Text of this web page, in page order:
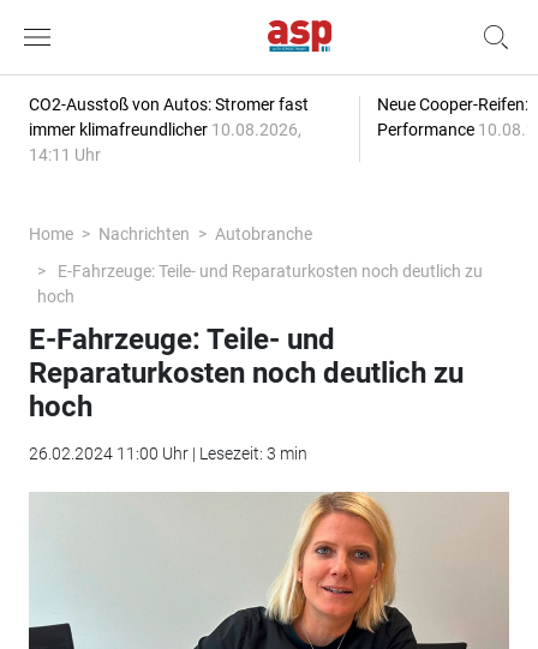
CO2-Ausstoß von Autos: Stromer fast
immer klimafreundlicher 10.08.2026,
14:11 Uhr
Neue Cooper-Reifen:
Performance
Home Nachrichten
Autobranche
E-Fahrzeuge: Teile- und Reparaturkosten noch deutlich zu
hoch
E-Fahrzeuge: Teile- und
Reparaturkosten noch deutlich zu
hoch
26.02.2024 11:00 Uhr | Lesezeit: 3 min